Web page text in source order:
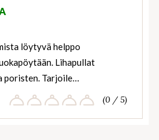
löytyvä helppo
Lihapullat
poristen. Tarjoile…
(0 / 5)